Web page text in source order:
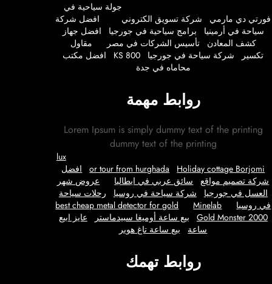
جولة سياحية في
دي مارمي شركة تسويق الكتروني
افضل شركة
في أرمينيا برامج سياحية في جورجيا
افضل جهاز
المعادن تأسيس الشركات في مصر
مقاول
شركة سياحة في جورجيا KS 800
افضل مكتب
محاماه في جدة
روابط مهمة
Lorem Ipsum is simply dummy text of the
dummy text of the printing
or tour from hurghada
Holiday cottage
افضل
تصميم مواقع
سائق عربي في ايطاليا
عروض شهر
في جورجيا
شركة سياحة في روسيا
رحلات سياحة
best cheap metal detector for gold
Minelab
Gold Monster
بيع ساعة أوميغا سبيدماستر عايز ابيع
ساعة بيع ساعة تاغ هوير
روابط تهمك